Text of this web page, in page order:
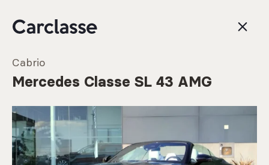
Cabrio
Mercedes Classe SL 43 AMG